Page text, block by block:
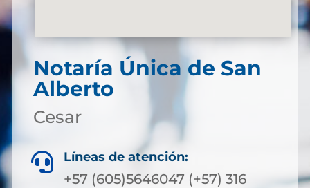
Notaría Única de San
Alberto
Cesar
 Líneas de atención:
+57 (605)5646047 (+57) 316